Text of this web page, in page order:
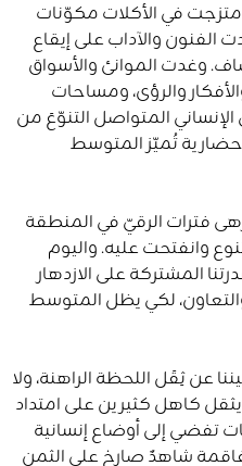
في الأكلات مكوّنات
والآداب على إيقاع
وغدت الموانئ والأسواق
والرؤى، ومساحات
المتواصل التنوّعَ من
تُميّز المتوسط
فترات الرقيّ في المنطقة
وانفتحت عليه. واليوم
المشتركة على الازدهار
لكي يظل المتوسط
عن ثِقَل اللحظة الراهنة، ولا
كاهل كثيرين على امتداد
تفضي إلى أوضاع إنسانية
شاهدٌ صارخ على الثمن